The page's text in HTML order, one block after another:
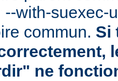
--with-suexec-
commun. Si
ne